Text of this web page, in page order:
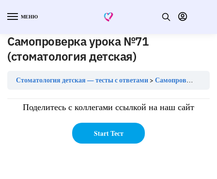
МЕНЮ
Самопроверка урока №71
(стоматология детская)
Стоматология детская — тесты с ответами Самопроверка урока №71 (стоматология детская)
Поделитесь с коллегами ссылкой на наш сайт